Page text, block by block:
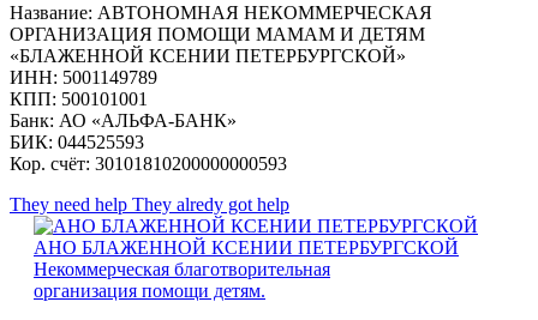
Название: АВТОНОМНАЯ НЕКОММЕРЧЕСКАЯ
ОРГАНИЗАЦИЯ ПОМОЩИ МАМАМ И ДЕТЯМ
«БЛАЖЕННОЙ КСЕНИИ ПЕТЕРБУРГСКОЙ»
ИНН: 5001149789
КПП: 500101001
Банк: АО «АЛЬФА-БАНК»
БИК: 044525593
Кор. счёт: 30101810200000000593
They need help They alredy got help
АНО БЛАЖЕННОЙ КСЕНИИ ПЕТЕРБУРГСКОЙ
Некоммерческая благотворительная
организация помощи детям.